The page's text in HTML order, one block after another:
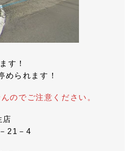
す！
められます！
のでご注意ください。
店
21－4